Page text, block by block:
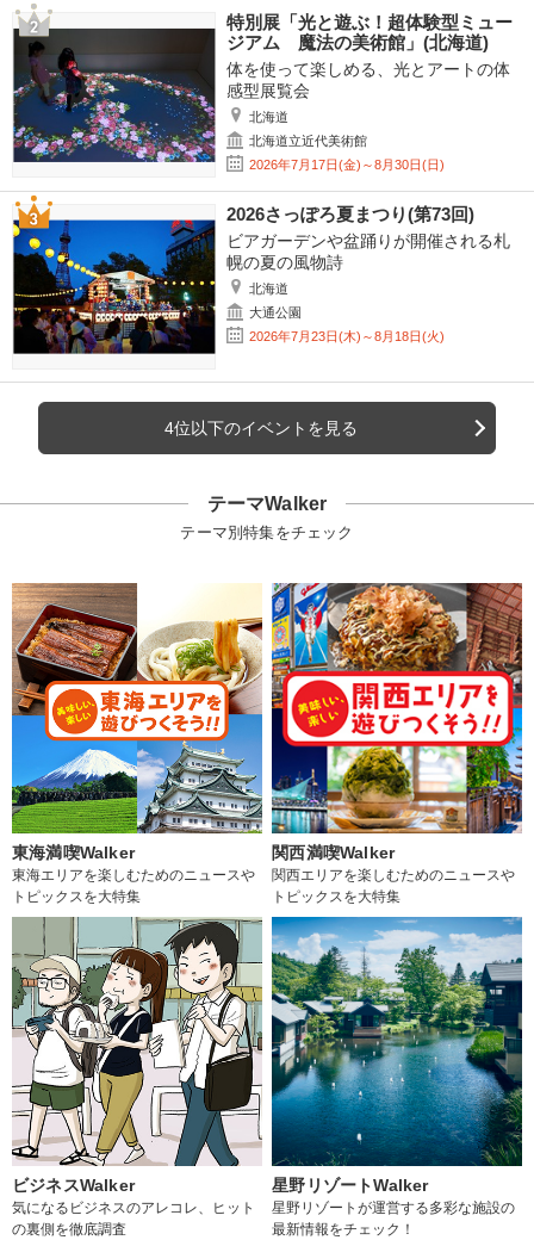
特別展「光と遊ぶ！超体験型ミュー
ジアム 魔法の美術館」(北海道)
体を使って楽しめる、光とアートの体
感型展覧会
北海道
北海道立近代美術館
2026年7月17日(金)～8月30日(日)
2026さっぽろ夏まつり(第73回)
ビアガーデンや盆踊りが開催される札
幌の夏の風物詩
北海道
大通公園
2026年7月23日(木)～8月18日(火)
4位以下のイベントを見る
テーマWalker
テーマ別特集をチェック
東海満喫Walker
東海エリアを楽しむためのニュースや
トピックスを大特集
関西満喫Walker
関西エリアを楽しむためのニュースや
トピックスを大特集
ビジネスWalker
気になるビジネスのアレコレ、ヒット
の裏側を徹底調査
星野リゾートWalker
星野リゾートが運営する多彩な施設の
最新情報をチェック！